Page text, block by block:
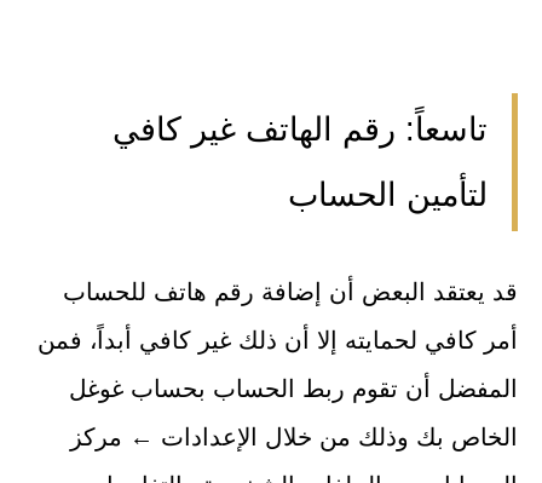
تاسعاً: رقم الهاتف غير كافي
لتأمين الحساب
قد يعتقد البعض أن إضافة رقم هاتف للحساب
أمر كافي لحمايته إلا أن ذلك غير كافي أبداً، فمن
المفضل أن تقوم ربط الحساب بحساب غوغل
الخاص بك وذلك من خلال الإعدادات ← مركز